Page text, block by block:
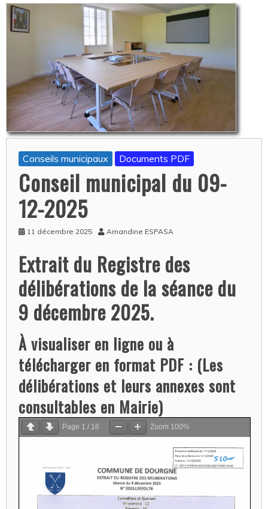
Conseils municipaux Documents PDF
Conseil municipal du 09-
12-2025
11 décembre 2025 Amandine ESPASA
Extrait du Registre des
délibérations de la séance du
9 décembre 2025.
À visualiser en ligne ou à
télécharger en format PDF : (Les
délibérations et leurs annexes sont
consultables en Mairie)
Page 1 / 16 Zoom 100%